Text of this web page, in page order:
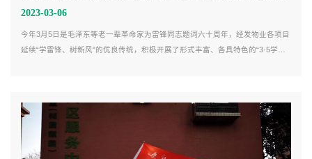
2023-03-06
今年3月5日是毛泽东等老一辈革命家为雷锋同志题词六十周年，经发物业各项目
延续“学雷锋、树新风”的优良传统，积极开展了形式丰富、各具特色的“3·5学雷